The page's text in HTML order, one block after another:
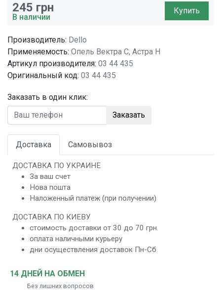
245 грн
В наличии
Купить
Производитель: Dello
Применяемость: Опель Вектра C, Астра Н
Артикул производителя: 03 44 435
Оригинальный код: 03 44 435
Заказать в один клик:
Заказать
Доставка Самовывоз
ДОСТАВКА ПО УКРАИНЕ
За ваш счет
Нова пошта
Наложенный платеж (при получении)
ДОСТАВКА ПО КИЕВУ
стоимость доставки от 30 до 70 грн.
оплата наличными курьеру
дни осуществления доставок Пн-Сб
14 ДНЕЙ НА ОБМЕН
Без лишних вопросов